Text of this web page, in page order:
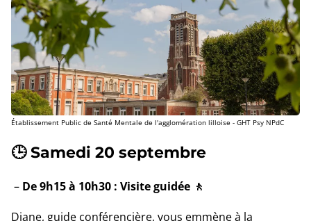
Établissement Public de Santé Mentale de l'agglomération lilloise - GHT Psy NPdC
🕒 Samedi 20 septembre
De 9h15 à 10h30 : Visite guidée 🚶
Diane, guide conférencière, vous emmène à la